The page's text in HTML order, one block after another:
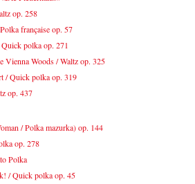
op. 258
française op. 57
polka op. 271
Vienna Woods / Waltz op. 325
/ Quick polka op. 319
op. 437
/ Polka mazurka) op. 144
op. 278
Polka
/ Quick polka op. 45